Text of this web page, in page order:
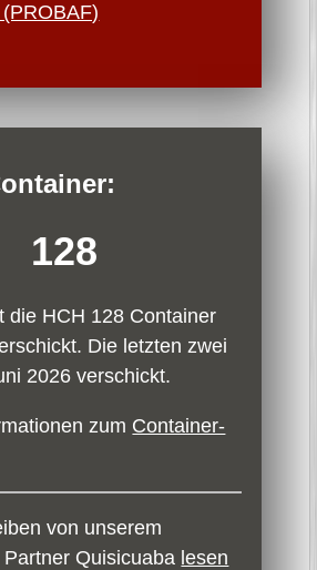
128
die HCH 128 Container
Die letzten zwei
2026 verschickt.
zum Container-
von unserem
Quisicuaba lesen